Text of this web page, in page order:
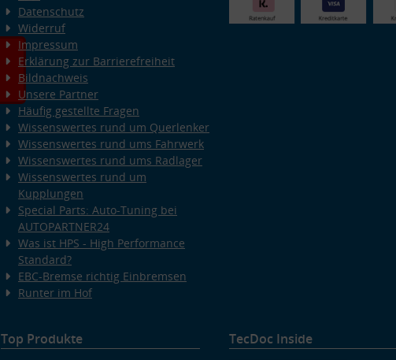
Datenschutz
Widerruf
Impressum
Erklärung zur Barrierefreiheit
Bildnachweis
Unsere Partner
Häufig gestellte Fragen
Wissenswertes rund um Querlenker
Wissenswertes rund ums Fahrwerk
Wissenswertes rund ums Radlager
Wissenswertes rund um
Kupplungen
Special Parts: Auto-Tuning bei
AUTOPARTNER24
Was ist HPS - High Performance
Standard?
EBC-Bremse richtig Einbremsen
Runter im Hof
Top Produkte TecDoc Inside